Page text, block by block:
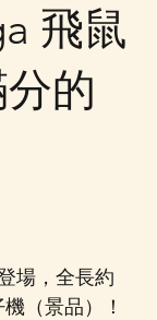
飛鼠
的
場，全長約
（景品）！